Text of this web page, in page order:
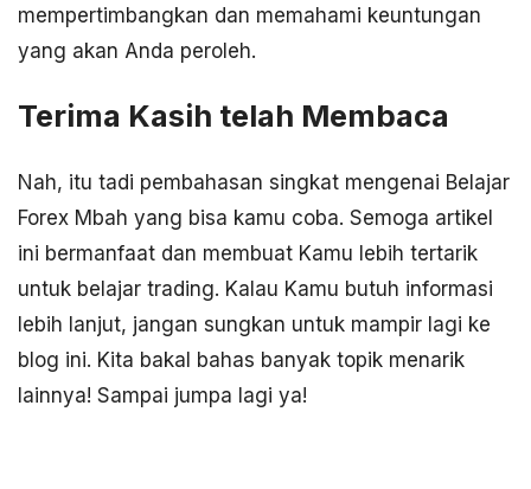
mempertimbangkan dan memahami keuntungan
yang akan Anda peroleh.
Terima Kasih telah Membaca
Nah, itu tadi pembahasan singkat mengenai Belajar
Forex Mbah yang bisa kamu coba. Semoga artikel
ini bermanfaat dan membuat Kamu lebih tertarik
untuk belajar trading. Kalau Kamu butuh informasi
lebih lanjut, jangan sungkan untuk mampir lagi ke
blog ini. Kita bakal bahas banyak topik menarik
lainnya! Sampai jumpa lagi ya!